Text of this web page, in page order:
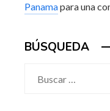
Panamapara una
BÚSQUEDA